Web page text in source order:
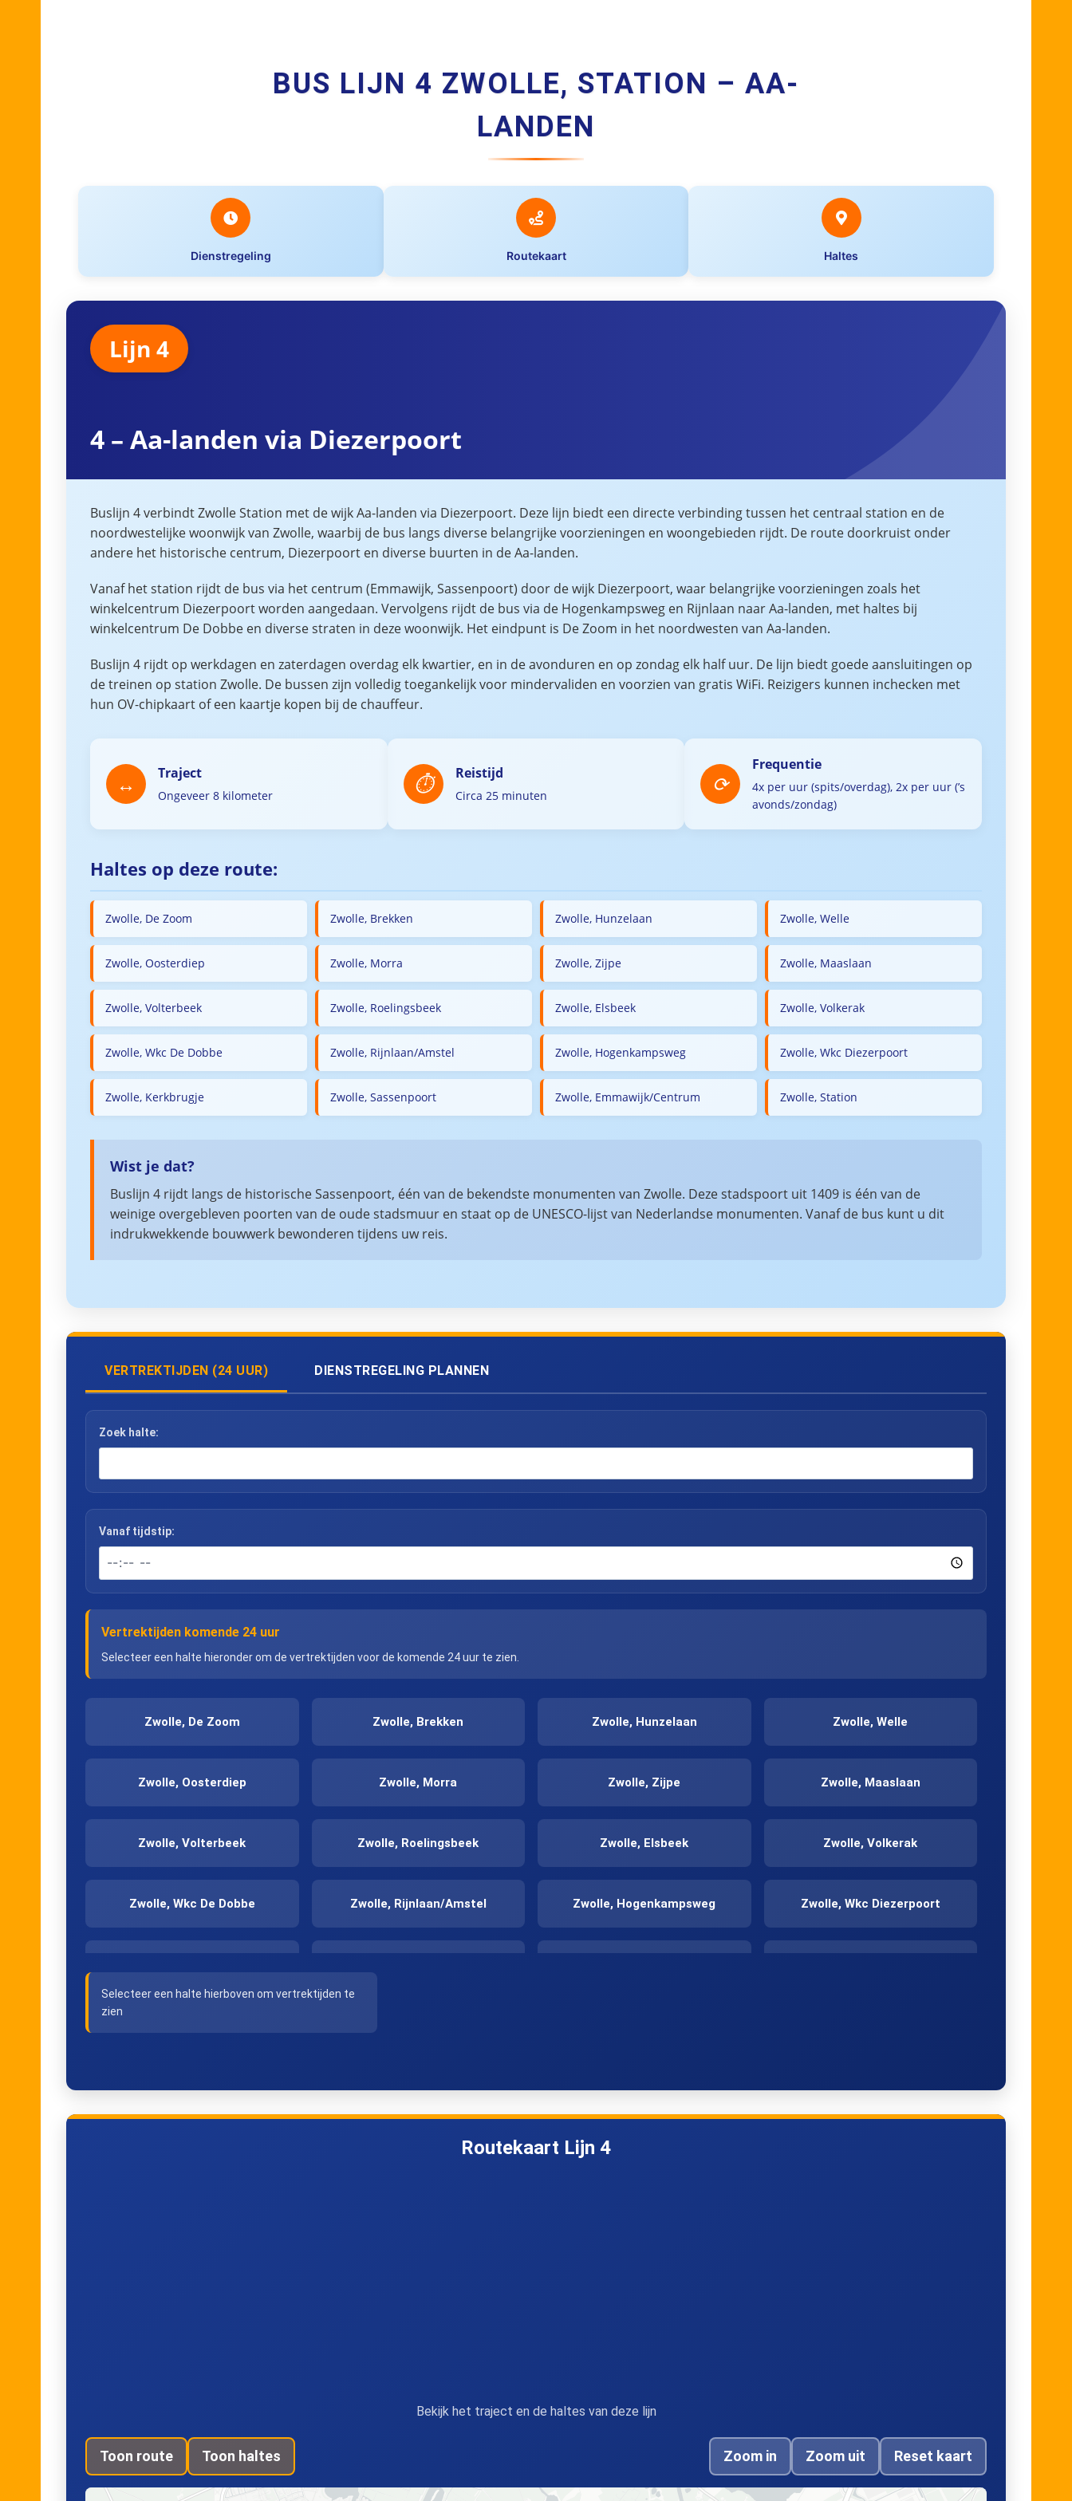
BUS LIJN 4 ZWOLLE, STATION – AA-
LANDEN
Dienstregeling Routekaart Haltes
Lijn 4
4 – Aa-landen via Diezerpoort
Buslijn 4 verbindt Zwolle Station met de wijk Aa-landen via Diezerpoort. Deze lijn biedt een directe verbinding tussen het centraal station en de
noordwestelijke woonwijk van Zwolle, waarbij de bus langs diverse belangrijke voorzieningen en woongebieden rijdt. De route doorkruist onder
andere het historische centrum, Diezerpoort en diverse buurten in de Aa-landen.
Vanaf het station rijdt de bus via het centrum (Emmawijk, Sassenpoort) door de wijk Diezerpoort, waar belangrijke voorzieningen zoals het
winkelcentrum Diezerpoort worden aangedaan. Vervolgens rijdt de bus via de Hogenkampsweg en Rijnlaan naar Aa-landen, met haltes bij
winkelcentrum De Dobbe en diverse straten in deze woonwijk. Het eindpunt is De Zoom in het noordwesten van Aa-landen.
Buslijn 4 rijdt op werkdagen en zaterdagen overdag elk kwartier, en in de avonduren en op zondag elk half uur. De lijn biedt goede aansluitingen op
de treinen op station Zwolle. De bussen zijn volledig toegankelijk voor mindervaliden en voorzien van gratis WiFi. Reizigers kunnen inchecken met
hun OV-chipkaart of een kaartje kopen bij de chauffeur.
Traject
Ongeveer 8 kilometer
Reistijd
Circa 25 minuten
Frequentie
4x per uur (spits/overdag), 2x per uur (’s
avonds/zondag)
Haltes op deze route:
Zwolle, De Zoom Zwolle, Brekken Zwolle, Hunzelaan Zwolle, Welle
Zwolle, Oosterdiep Zwolle, Morra Zwolle, Zijpe Zwolle, Maaslaan
Zwolle, Volterbeek Zwolle, Roelingsbeek Zwolle, Elsbeek Zwolle, Volkerak
Zwolle, Wkc De Dobbe Zwolle, Rijnlaan/Amstel Zwolle, Hogenkampsweg Zwolle, Wkc Diezerpoort
Zwolle, Kerkbrugje Zwolle, Sassenpoort Zwolle, Emmawijk/Centrum Zwolle, Station
Wist je dat?
Buslijn 4 rijdt langs de historische Sassenpoort, één van de bekendste monumenten van Zwolle. Deze stadspoort uit 1409 is één van de
weinige overgebleven poorten van de oude stadsmuur en staat op de UNESCO-lijst van Nederlandse monumenten. Vanaf de bus kunt u dit
indrukwekkende bouwwerk bewonderen tijdens uw reis.
VERTREKTIJDEN (24 UUR) DIENSTREGELING PLANNEN
Zoek halte:
Vanaf tijdstip:
Vertrektijden komende 24 uur
Selecteer een halte hieronder om de vertrektijden voor de komende 24 uur te zien.
Zwolle, De Zoom Zwolle, Brekken Zwolle, Hunzelaan Zwolle, Welle
Zwolle, Oosterdiep Zwolle, Morra Zwolle, Zijpe Zwolle, Maaslaan
Zwolle, Volterbeek Zwolle, Roelingsbeek Zwolle, Elsbeek Zwolle, Volkerak
Zwolle, Wkc De Dobbe Zwolle, Rijnlaan/Amstel Zwolle, Hogenkampsweg Zwolle, Wkc Diezerpoort
Selecteer een halte hierboven om vertrektijden te
zien
Routekaart Lijn 4
Bekijk het traject en de haltes van deze lijn
Toon route Toon haltes Zoom in Zoom uit Reset kaart